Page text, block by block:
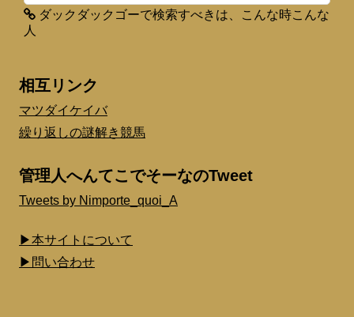
ダックダックゴーで検索すべきは、こんな時こんな
人
相互リンク
マツダイケイバ
繰り返しの謎解き競馬
管理人へんてこでそーなのTweet
Tweets by Nimporte_quoi_A
▶本サイトについて
▶問い合わせ